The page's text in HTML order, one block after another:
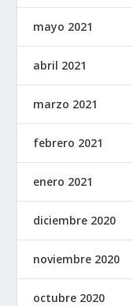
mayo 2021
abril 2021
marzo 2021
febrero 2021
enero 2021
diciembre 2020
noviembre 2020
octubre 2020